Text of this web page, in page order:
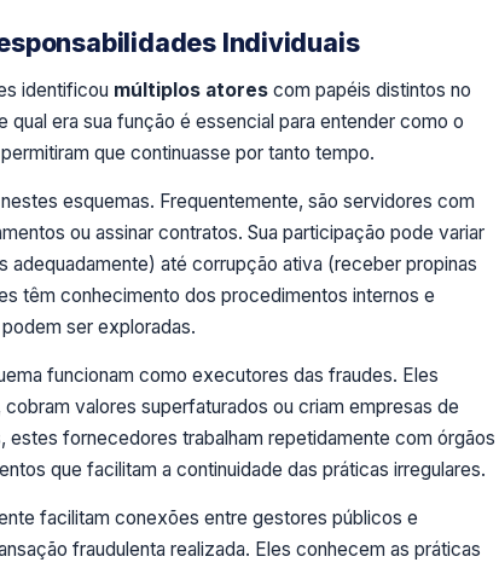
Individuais
identificou múltiplos atores com papéis distintos no
era sua função é essencial para entender como o
que continuasse por tanto tempo.
esquemas. Frequentemente, são servidores com
ou assinar contratos. Sua participação pode variar
até corrupção ativa (receber propinas
têm conhecimento dos procedimentos internos e
ser exploradas.
funcionam como executores das fraudes. Eles
valores superfaturados ou criam empresas de
fornecedores trabalham repetidamente com órgãos
que facilitam a continuidade das práticas irregulares.
facilitam conexões entre gestores públicos e
fraudulenta realizada. Eles conhecem as práticas